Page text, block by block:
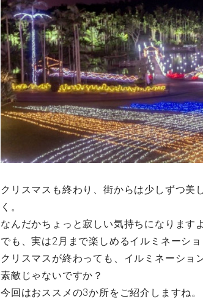
クリスマスも終わり、街からは少しずつ美
く。
なんだかちょっと寂しい気持ちになります
でも、実は2月まで楽しめるイルミネーショ
クリスマスが終わっても、イルミネーショ
素敵じゃないですか？
今回はおススメの3か所をご紹介しますね。